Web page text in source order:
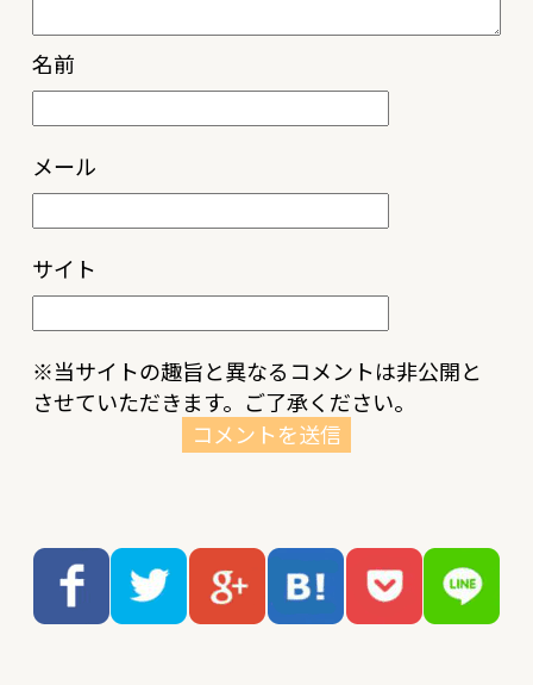
名前
メール
サイト
※当サイトの趣旨と異なるコメントは非公開と
させていただきます。ご了承ください。